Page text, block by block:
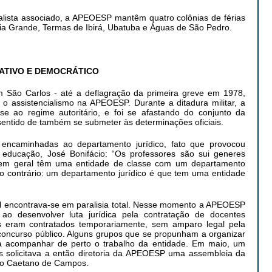
associado, a APEOESP mantêm quatro colônias de férias
Grande, Termas de Ibirá, Ubatuba e Águas de São Pedro.
E DEMOCRÁTICO
São Carlos - até a deflagração da primeira greve em 1978,
assistencialismo na APEOESP. Durante a ditadura militar, a
ao regime autoritário, e foi se afastando do conjunto da
de também se submeter às determinações oficiais.
ao departamento jurídico, fato que provocou
José Bonifácio: “Os professores são sui generes
geral têm uma entidade de classe com um departamento
contrário: um departamento jurídico é que tem uma entidade
encontrava-se em paralisia total. Nesse momento a APEOESP
desenvolver luta jurídica pela contratação de docentes
contratados temporariamente, sem amparo legal pela
público. Alguns grupos que se propunham a organizar
acompanhar de perto o trabalho da entidade. Em maio, um
solicitava a então diretoria da APEOESP uma assembleia da
Caetano de Campos.